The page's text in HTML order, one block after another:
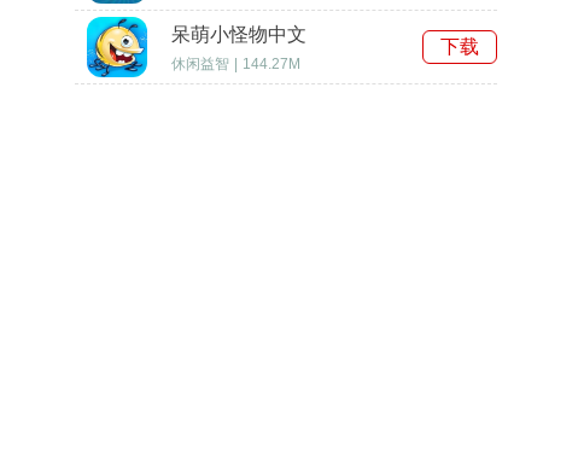
呆萌小怪物中文
休闲益智 144.27M
下载